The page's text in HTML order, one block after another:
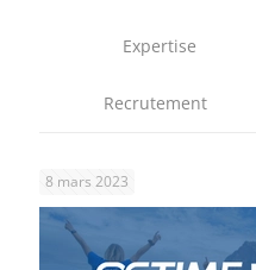
Expertise
Recrutement
8 mars 2023